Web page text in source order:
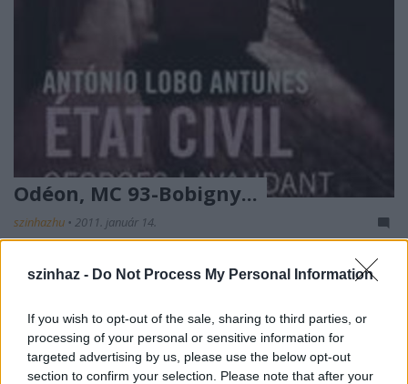
szinhaz - Do Not Process My Personal Information
If you wish to opt-out of the sale, sharing to third parties, or
processing of your personal or sensitive information for
targeted advertising by us, please use the below opt-out
section to confirm your selection. Please note that after your
Odéon, MC 93-Bobigny...
szinhazhu • 2011. január 14.
A francia színházakban ismét sok érdekes
bemutatóval kezdődik az újesztendő. Valère
Novarina két darabbal nyitja a „bált". Az Odéonban
január 5-től látható Le Vrai Sang (Az igazi vér) című
darabja, a Le Repas-t pedig a Költészet Házában
mutatják be január 19-én.